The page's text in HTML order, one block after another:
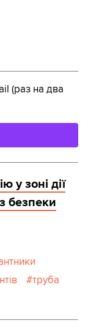
(раз на два
у зоні дії
безпеки
труба